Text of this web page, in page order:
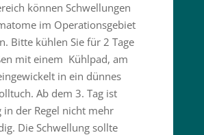
können Schwel­lungen
im Opera­ti­ons­gebiet
Bitte kühlen Sie für 2 Tage
mit einem Kühlpad, am
in ein dünnes
Ab dem 3. Tag ist
in der Regel nicht mehr
Die Schwellung sollte